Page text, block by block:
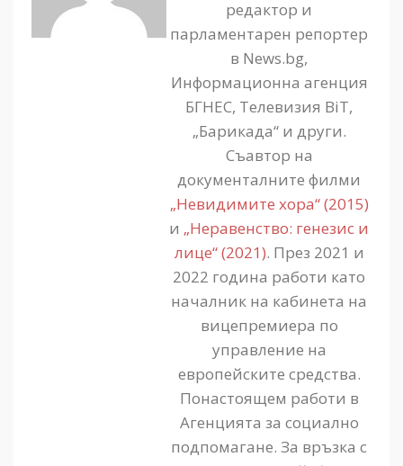
редактор и
парламентарен репортер
в News.bg,
Информационна агенция
БГНЕС, Телевизия BiT,
„Барикада“ и други.
Съавтор на
документалните филми
„Невидимите хора“ (2015)
и „Неравенство: генезис и
лице“ (2021). През 2021 и
2022 година работи като
началник на кабинета на
вицепремиера по
управление на
европейските средства.
Понастоящем работи в
Агенцията за социално
подпомагане. За връзка с